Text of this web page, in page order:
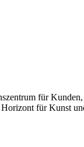
für
für Kunst